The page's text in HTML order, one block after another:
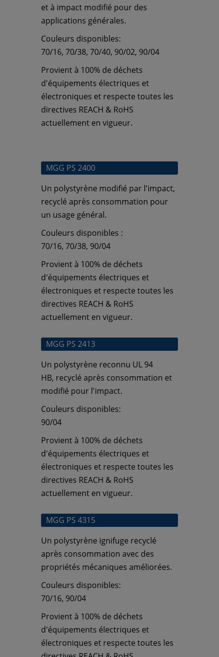
et à impact modifié pour des
applications générales.
Couleurs disponibles:
70/16, 70/38, 70/40, 90/02, 90/04
Provient à 100% de déchets
d'équipements électriques et
électroniques et respecte toutes les
directives REACH & RoHS
actuellement en vigueur.
MGG PS 2400
Un polystyrène modifié par l'impact,
recyclé après consommation pour
un usage général.
Couleurs disponibles :
70/16, 70/38, 90/04
Provient à 100% de déchets
d'équipements électriques et
électroniques et respecte toutes les
directives REACH & RoHS
actuellement en vigueur.
MGG PS 2413
Un polystyrène reconnu UL 94
HB, recyclé après consommation et
modifié pour l'impact.
Couleurs disponibles:
90/04
Provient à 100% de déchets
d'équipements électriques et
électroniques et respecte toutes les
directives REACH & RoHS
actuellement en vigueur.
MGG PS 4315
Un polystyrène ignifuge recyclé
après consommation avec des
propriétés mécaniques améliorées.
Couleurs disponibles:
70/16, 90/04
Provient à 100% de déchets
d'équipements électriques et
électroniques et respecte toutes les